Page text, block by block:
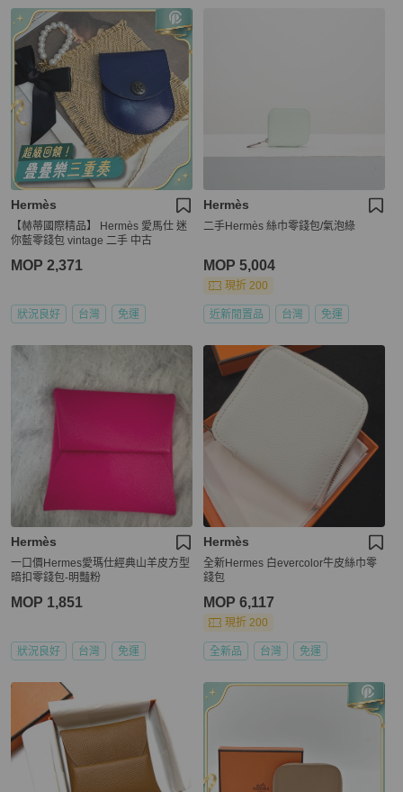
Hermès
【赫蒂國際精品】 Hermès 愛馬仕 迷
你藍零錢包 vintage 二手 中古
MOP 2,371
狀況良好 台灣 免運
Hermès
二手Hermès 絲巾零錢包/氣泡綠
MOP 5,004
現折 200
近新閒置品 台灣 免運
Hermès
一口價Hermes愛瑪仕經典山羊皮方型
暗扣零錢包-明豔粉
MOP 1,851
狀況良好 台灣 免運
Hermès
全新Hermes 白evercolor牛皮絲巾零
錢包
MOP 6,117
現折 200
全新品 台灣 免運